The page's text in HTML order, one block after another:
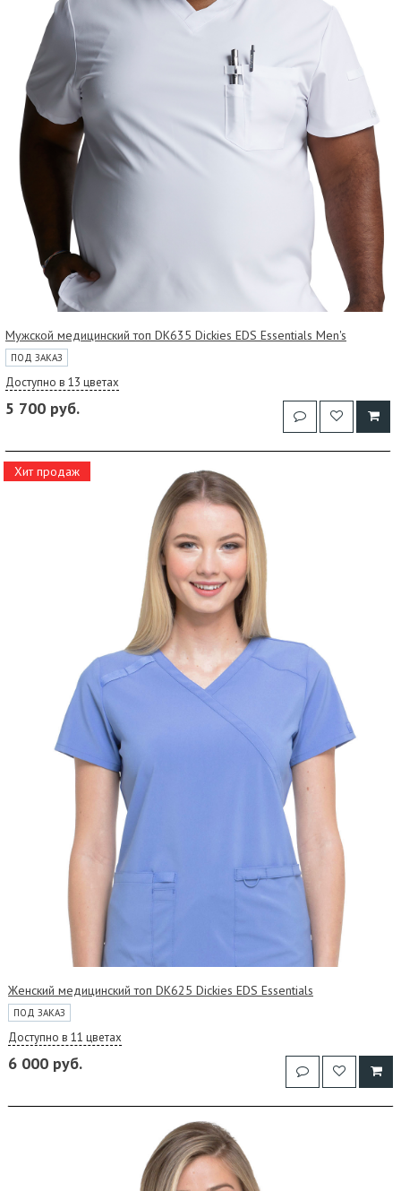
Мужской медицинский топ DK635 Dickies EDS Essentials Men's
ПОД ЗАКАЗ
Доступно в 13 цветах
5 700 руб.
Хит продаж
Женский медицинский топ DK625 Dickies EDS Essentials
ПОД ЗАКАЗ
Доступно в 11 цветах
6 000 руб.